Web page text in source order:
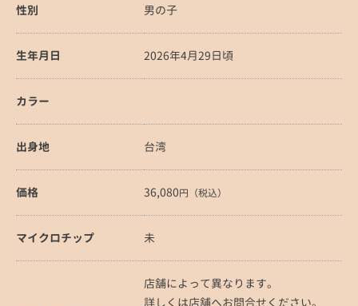
性別 男の子
生年月日 2026年4月29日頃
カラー
出身地 台湾
価格 36,080円（税込）
マイクロチップ 未
店舗によって異なります。
詳しくは店舗へお問合せください。